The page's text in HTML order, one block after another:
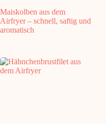
Maiskolben aus dem
Airfryer – schnell, saftig und
aromatisch